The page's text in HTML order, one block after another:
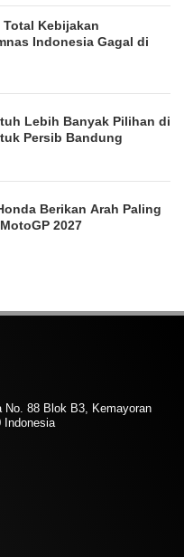
Total Kebijakan
Indonesia Gagal di
Lebih Banyak Pilihan di
Persib Bandung
Berikan Arah Paling
2027
No. 88 Blok B3, Kemayoran
Indonesia